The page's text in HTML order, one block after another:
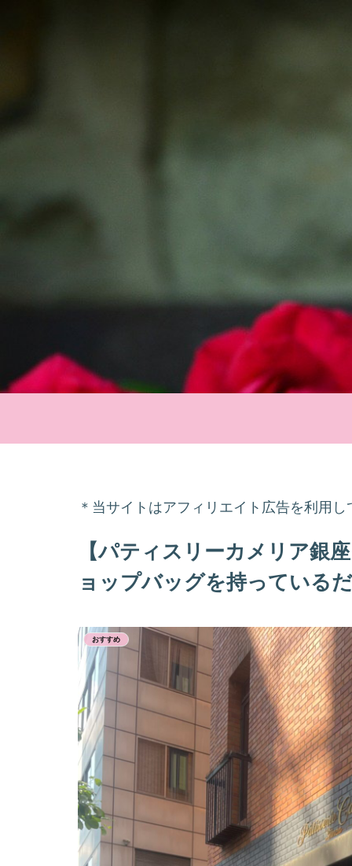
＊当サイトはアフィリエイト広告を利用し
【パティスリーカメリア銀
ョップバッグを持っている
おすすめ